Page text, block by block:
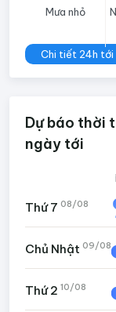
Mưa nhỏ
Nhiều mây, trời
Chi tiết 24h tới
Dự báo thời
ngày tới
Thứ 7 08/08
Chủ Nhật 09/08
Thứ 2 10/08